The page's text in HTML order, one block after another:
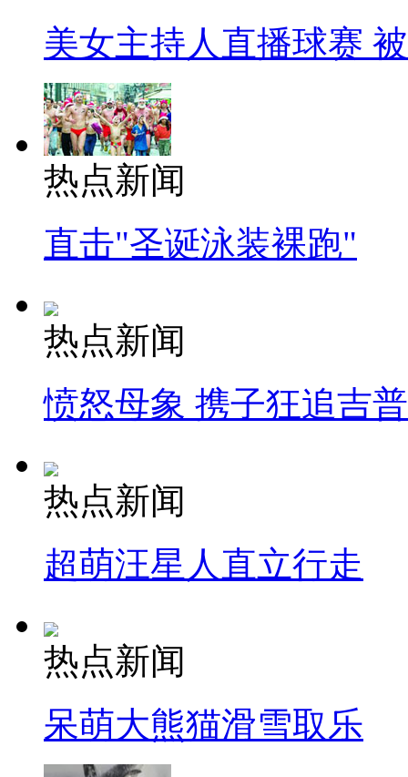
美女主持人直播球赛
热点新闻
直击"圣诞泳装裸跑"
热点新闻
愤怒母象 携子狂追吉
热点新闻
超萌汪星人直立行走
热点新闻
呆萌大熊猫滑雪取乐